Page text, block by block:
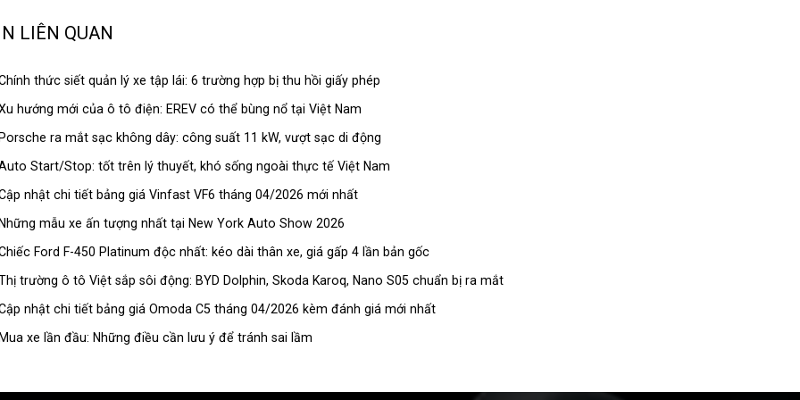
LIÊN QUAN
thức siết quản lý xe tập lái: 6 trường hợp bị thu hồi giấy phép
hướng mới của ô tô điện: EREV có thể bùng nổ tại Việt Nam
ra mắt sạc không dây: công suất 11 kW, vượt sạc di động
Start/Stop: tốt trên lý thuyết, khó sống ngoài thực tế Việt Nam
nhật chi tiết bảng giá Vinfast VF6 tháng 04/2026 mới nhất
mẫu xe ấn tượng nhất tại New York Auto Show 2026
Ford F-450 Platinum độc nhất: kéo dài thân xe, giá gấp 4 lần bản gốc
trường ô tô Việt sắp sôi động: BYD Dolphin, Skoda Karoq, Nano S05 chuẩn bị ra mắt
nhật chi tiết bảng giá Omoda C5 tháng 04/2026 kèm đánh giá mới nhất
xe lần đầu: Những điều cần lưu ý để tránh sai lầm